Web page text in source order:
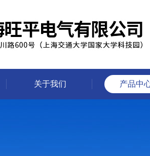
关于我们 产品中